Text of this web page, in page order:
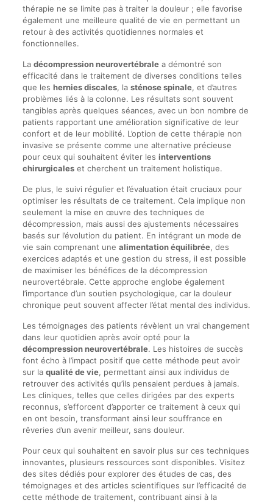
thérapie ne se limite pas à traiter la douleur ; elle favorise
également une meilleure qualité de vie en permettant un
retour à des activités quotidiennes normales et
fonctionnelles.
La décompression neurovertébralea démontré son
efficacité dans le traitement de diverses conditions telles
que les hernies discales, la sténose spinale, et d’autres
problèmes liés à la colonne. Les résultats sont souvent
tangibles après quelques séances, avec un bon nombre de
patients rapportant une amélioration significative de leur
confort et de leur mobilité. L’option de cette thérapie non
invasive se présente comme une alternative précieuse
pour ceux qui souhaitent éviter les interventions
chirurgicaleset cherchent un traitement holistique.
De plus, le suivi régulier et l’évaluation était cruciaux pour
optimiser les résultats de ce traitement. Cela implique non
seulement la mise en œuvre des techniques de
décompression, mais aussi des ajustements nécessaires
basés sur l’évolution du patient. En intégrant un mode de
vie sain comprenant une alimentation équilibrée, des
exercices adaptés et une gestion du stress, il est possible
de maximiser les bénéfices de la décompression
neurovertébrale. Cette approche englobe également
l’importance d’un soutien psychologique, car la douleur
chronique peut souvent affecter l’état mental des individus.
Les témoignages des patients révèlent un vrai changement
dans leur quotidien après avoir opté pour la
décompression neurovertébrale. Les histoires de succès
font écho à l’impact positif que cette méthode peut avoir
sur la qualité de vie, permettant ainsi aux individus de
retrouver des activités qu’ils pensaient perdues à jamais.
Les cliniques, telles que celles dirigées par des experts
reconnus, s’efforcent d’apporter ce traitement à ceux qui
en ont besoin, transformant ainsi leur souffrance en
rêveries d’un avenir meilleur, sans douleur.
Pour ceux qui souhaitent en savoir plus sur ces techniques
innovantes, plusieurs ressources sont disponibles. Visitez
des sites dédiés pour explorer des études de cas, des
témoignages et des articles scientifiques sur l’efficacité de
cette méthode de traitement, contribuant ainsi à la